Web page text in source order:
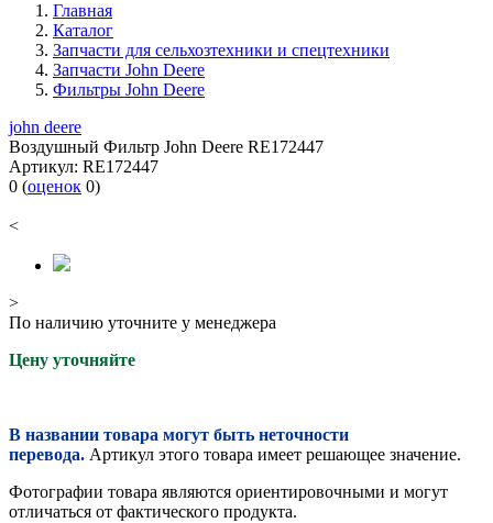
Главная
Каталог
Запчасти для сельхозтехники и спецтехники
Запчасти John Deere
Фильтры John Deere
john deere
Воздушный Фильтр John Deere RE172447
Артикул: RE172447
0 (оценок 0)
<
>
По наличию уточните у менеджера
Цену уточняйте
В названии товара могут быть неточности
перевода. Артикул этого товара имеет решающее значение.
Фотографии товара являются ориентировочными и могут
отличаться от фактического продукта.